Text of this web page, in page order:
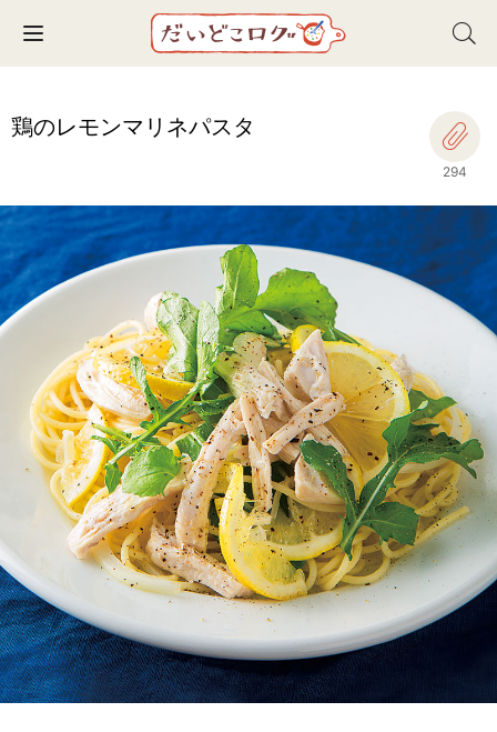
Toggle navigation
鶏のレモンマリネパスタ
294